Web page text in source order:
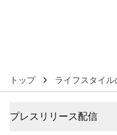
トップ ライフスタイ
プレスリリース配信